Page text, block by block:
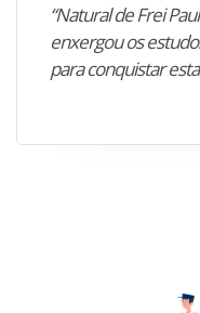
“Natural de Frei
enxergou os
para conquistar